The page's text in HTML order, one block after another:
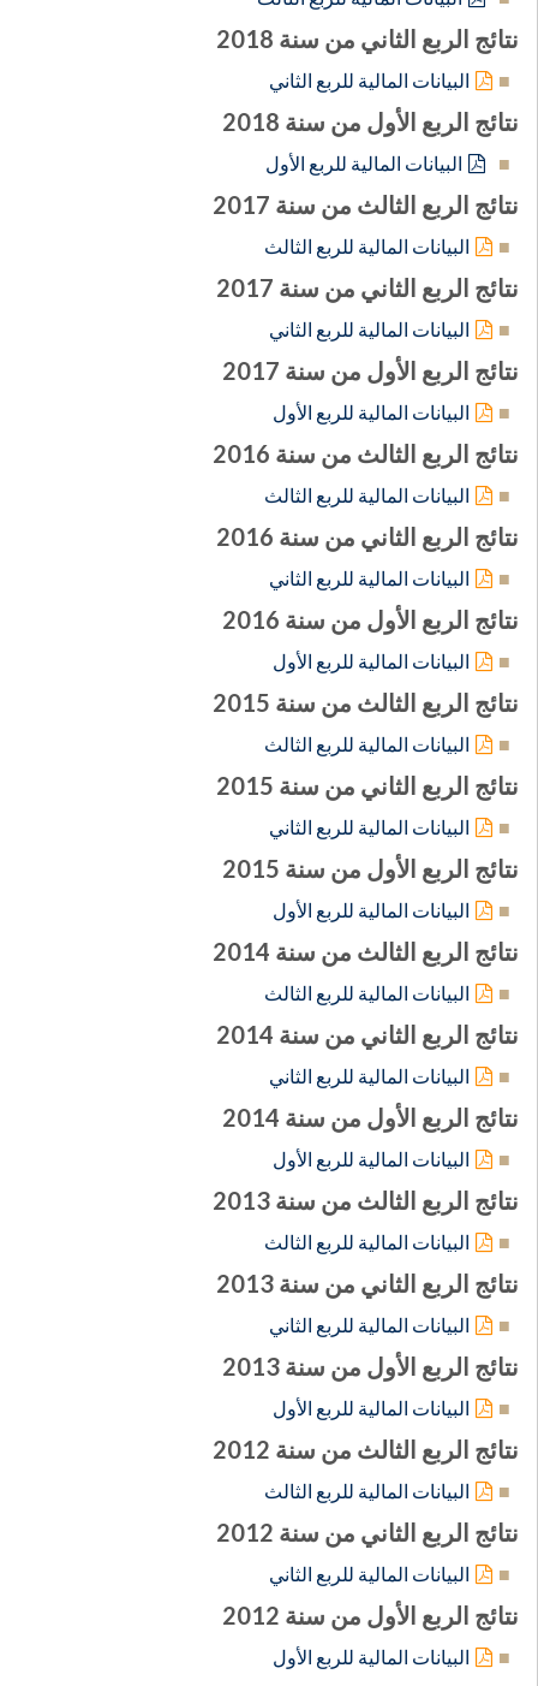
نتائج الربع الثاني من سنة 2018
البيانات المالية للربع الثاني
نتائج الربع الأول من سنة 2018
البيانات المالية للربع الأول
نتائج الربع الثالث من سنة 2017
البيانات المالية للربع الثالث
نتائج الربع الثاني من سنة 2017
البيانات المالية للربع الثاني
نتائج الربع الأول من سنة 2017
البيانات المالية للربع الأول
نتائج الربع الثالث من سنة 2016
البيانات المالية للربع الثالث
نتائج الربع الثاني من سنة 2016
البيانات المالية للربع الثاني
نتائج الربع الأول من سنة 2016
البيانات المالية للربع الأول
نتائج الربع الثالث من سنة 2015
البيانات المالية للربع الثالث
نتائج الربع الثاني من سنة 2015
البيانات المالية للربع الثاني
نتائج الربع الأول من سنة 2015
البيانات المالية للربع الأول
نتائج الربع الثالث من سنة 2014
البيانات المالية للربع الثالث
نتائج الربع الثاني من سنة 2014
البيانات المالية للربع الثاني
نتائج الربع الأول من سنة 2014
البيانات المالية للربع الأول
نتائج الربع الثالث من سنة 2013
البيانات المالية للربع الثالث
نتائج الربع الثاني من سنة 2013
البيانات المالية للربع الثاني
نتائج الربع الأول من سنة 2013
البيانات المالية للربع الأول
نتائج الربع الثالث من سنة 2012
البيانات المالية للربع الثالث
نتائج الربع الثاني من سنة 2012
البيانات المالية للربع الثاني
نتائج الربع الأول من سنة 2012
البيانات المالية للربع الأول